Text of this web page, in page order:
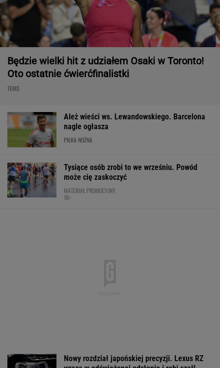
Będzie wielki hit z udziałem Osaki w Toronto!
Oto ostatnie ćwierćfinalistki
TENIS
Ależ wieści ws. Lewandowskiego. Barcelona
nagle ogłasza
PIŁKA NOŻNA
Tysiące osób zrobi to we wrześniu. Powód
może cię zaskoczyć
MATERIAŁ PROMOCYJNY,
18+
Nowy rozdział japońskiej precyzji. Lexus RZ